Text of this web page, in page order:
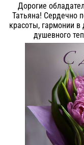
Дорогие
Татьяна! Сердечно
красоты, гармонии в
душевного